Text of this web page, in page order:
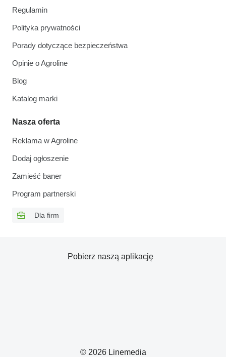
Regulamin
Polityka prywatności
Porady dotyczące bezpieczeństwa
Opinie o Agroline
Blog
Katalog marki
Nasza oferta
Reklama w Agroline
Dodaj ogłoszenie
Zamieść baner
Program partnerski
Dla firm
© 2026 Linemedia
Pobierz naszą aplikację